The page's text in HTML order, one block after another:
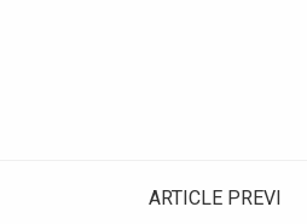
ARTICLE PREVI